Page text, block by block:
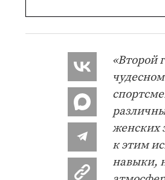
«Второй
женских
к этим
навыки,